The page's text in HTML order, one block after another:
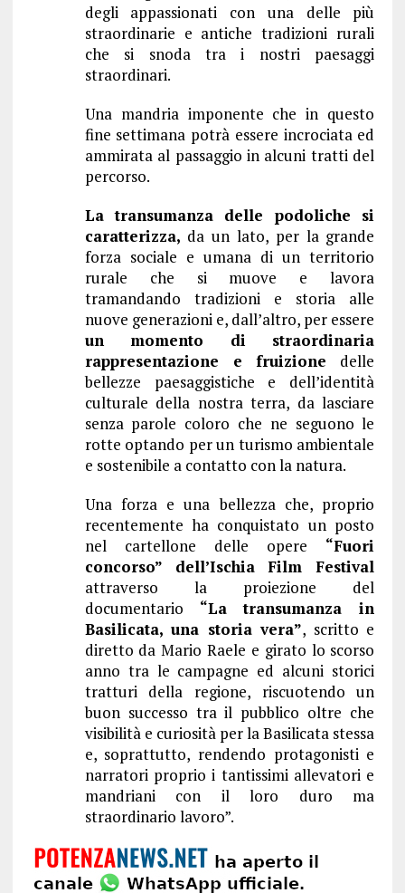
degli appassionati con una delle più
straordinarie e antiche tradizioni rurali
che si snoda tra i nostri paesaggi
straordinari.
Una mandria imponente che in questo
fine settimana potrà essere incrociata ed
ammirata al passaggio in alcuni tratti del
percorso.
La transumanza delle podoliche si
caratterizza, da un lato, per la grande
forza sociale e umana di un territorio
rurale che si muove e lavora
tramandando tradizioni e storia alle
nuove generazioni e, dall’altro, per essere
un momento di straordinaria
rappresentazione e fruizione delle
bellezze paesaggistiche e dell’identità
culturale della nostra terra, da lasciare
senza parole coloro che ne seguono le
rotte optando per un turismo ambientale
e sostenibile a contatto con la natura.
Una forza e una bellezza che, proprio
recentemente ha conquistato un posto
nel cartellone delle opere “Fuori
concorso” dell’Ischia Film Festival
attraverso la proiezione del
documentario “La transumanza in
Basilicata, una storia vera”, scritto e
diretto da Mario Raele e girato lo scorso
anno tra le campagne ed alcuni storici
tratturi della regione, riscuotendo un
buon successo tra il pubblico oltre che
visibilità e curiosità per la Basilicata stessa
e, soprattutto, rendendo protagonisti e
narratori proprio i tantissimi allevatori e
mandriani con il loro duro ma
straordinario lavoro”.